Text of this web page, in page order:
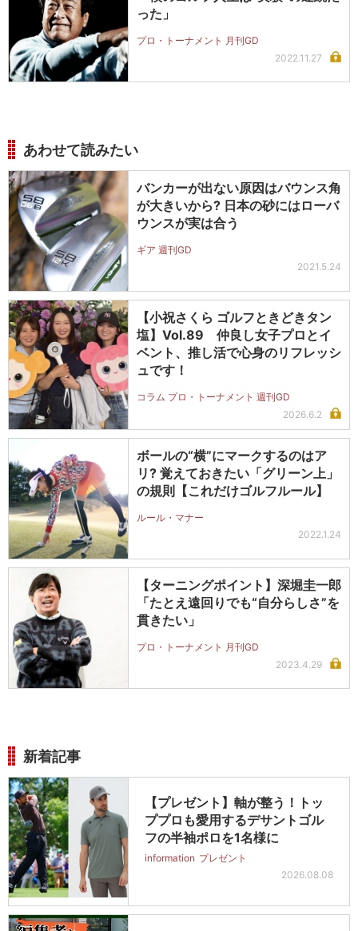
った」
プロ・トーナメント 月刊GD
2022.11.27
あわせて読みたい
バンカーが出ない原因はバウンス角
が大きいから? 日本の砂にはローバ
ウンスが実は合う
ギア 週刊GD
2021.5.24
【小祝さくら ゴルフときどきタン
塩】Vol.89 仲良し女子プロとイ
ベント、推し活で心身のリフレッシ
ュです！
コラム プロ・トーナメント 週刊GD
2026.6.2
ボールの“横”にマークするのはア
リ? 覚えておきたい「グリーン上」
の規則【これだけゴルフルール】
ルール・マナー
2022.1.24
【ターニングポイント】深堀圭一郎
「たとえ遠回りでも“自分らしさ”を
貫きたい」
プロ・トーナメント 月刊GD
2023.4.29
新着記事
【プレゼント】軸が整う！トッ
ププロも愛用するデサントゴル
フの半袖ポロを1名様に
information プレゼント
2026.08.08